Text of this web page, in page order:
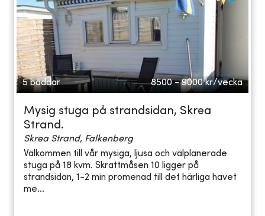
5 bäddar 8500 - 9000 kr/vecka
Mysig stuga på strandsidan, Skrea
Strand.
Skrea Strand, Falkenberg
Välkommen till vår mysiga, ljusa och välplanerade
stuga på 18 kvm. Skrattmåsen 10 ligger på
strandsidan, 1-2 min promenad till det härliga havet
me...